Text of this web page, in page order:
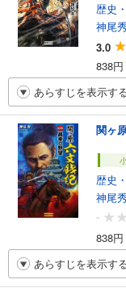
歴史
神尾秀
3.0
838
あらすじを表示す
関ヶ
歴史
神尾秀
-
838
あらすじを表示す